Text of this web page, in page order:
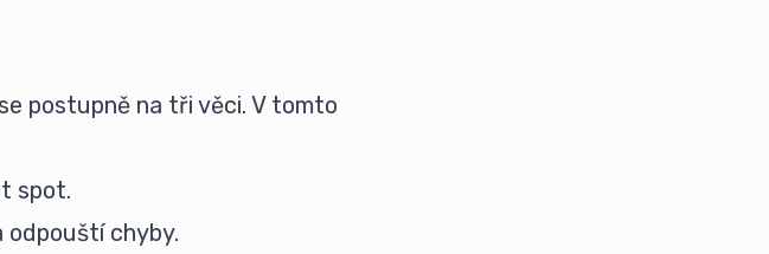
postupně na tři věci. V tomto
spot.
chyby.